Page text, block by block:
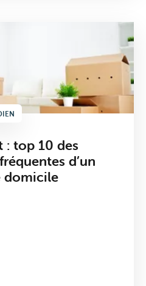
Mobile
: top 10 des
d’un
domicile